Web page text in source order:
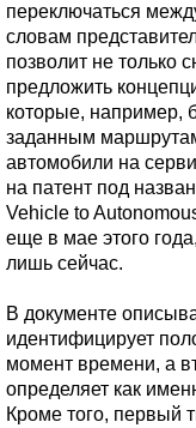
переключаться
словам
позволит не только
предложить
которые, например,
заданным
автомобили на
на патент под
Vehicle to
еще в мае этого
лишь сейчас.
В документе
идентифицирует
момент времени, а
определяет как
Кроме того, первый